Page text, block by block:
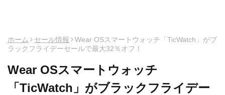
ホーム セール情報
Wear OSスマートウォッチ「TicWatch」がブ
ラックフライデーセールで最大32％オフ！
Wear OSスマートウォッチ
「TicWatch」がブラックフライデー